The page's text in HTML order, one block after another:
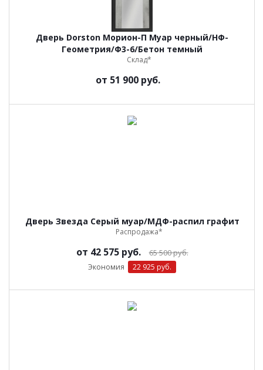
Дверь Dorston Морион-П Муар черный/НФ-
Геометрия/Ф3-6/Бетон темный
Склад*
от 51 900 руб.
Дверь Звезда Серый муар/МДФ-распил графит
Распродажа*
от 42 575 руб. 65 500 руб.
Экономия 22 925 руб.